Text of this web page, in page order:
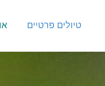
טיולים פרטיים